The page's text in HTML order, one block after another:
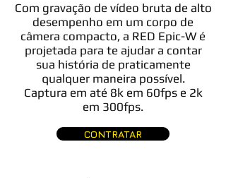
Com gravação de vídeo bruta de alto
desempenho em um corpo de
câmera compacto, a RED Epic-W é
projetada para te ajudar a contar
sua história de praticamente
qualquer maneira possível.
Captura em até 8k em 60fps e 2k
em 300fps.
CONTRATAR